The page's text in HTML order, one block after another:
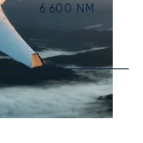
6 600 NM